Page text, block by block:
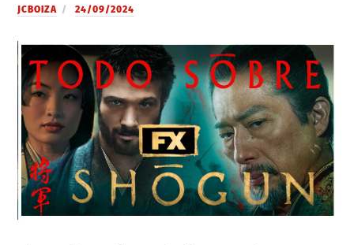
JCBOIZA 24/09/2024